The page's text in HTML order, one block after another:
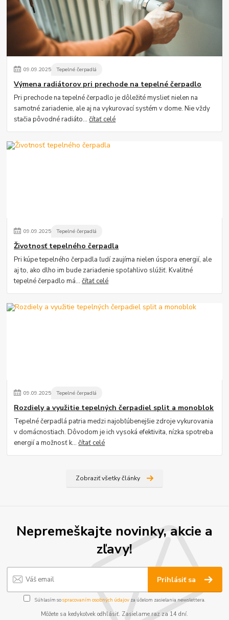
09.09.2025 Tepelné čerpadlá
Výmena radiátorov pri prechode na tepelné čerpadlo
Pri prechode na tepelné čerpadlo je dôležité myslieť nielen na
samotné zariadenie, ale aj na vykurovací systém v dome. Nie vždy
stačia pôvodné radiáto...čítať celé
09.09.2025 Tepelné čerpadlá
Životnosť tepelného čerpadla
Pri kúpe tepelného čerpadla ľudí zaujíma nielen úspora energií, ale
aj to, ako dlho im bude zariadenie spoľahlivo slúžiť. Kvalitné
tepelné čerpadlo má...čítať celé
09.09.2025 Tepelné čerpadlá
Rozdiely a využitie tepelných čerpadiel split a monoblok
Tepelné čerpadlá patria medzi najobľúbenejšie zdroje vykurovania
v domácnostiach. Dôvodom je ich vysoká efektivita, nízka spotreba
energií a možnosť k...čítať celé
Zobraziť všetky články
Nepremeškajte novinky, akcie a
zľavy!
Prihlásiť sa
Súhlasím sospracovaním osobných údajov za účelom zasielania newslettera.
Môžete sa kedykoľvek odhlásiť. Zasielame raz za 14 dní.